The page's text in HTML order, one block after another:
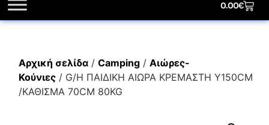
0.00€
Αρχική σελίδα/ Camping/ Αιώρες-
Κούνιες/ G/H ΠΑΙΔΙΚΗ ΑΙΩΡΑ ΚΡΕΜΑΣΤΗ Y150CM
/ΚΑΘΙΣΜΑ 70CM 80KG